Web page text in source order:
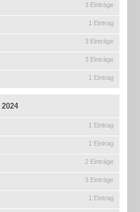
3 Einträge
1 Eintrag
3 Einträge
3 Einträge
1 Eintrag
2024
1 Eintrag
1 Eintrag
2 Einträge
3 Einträge
1 Eintrag